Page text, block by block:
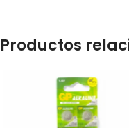
Productos